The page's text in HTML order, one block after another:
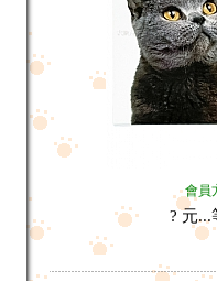
會員
? 元...